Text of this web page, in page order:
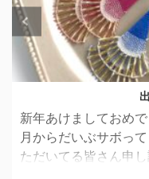
新年あけましておめ
月からだいぶサボっ
ただいてる皆さん申